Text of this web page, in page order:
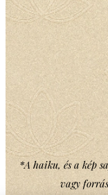
*A haiku, és a kép
vagy